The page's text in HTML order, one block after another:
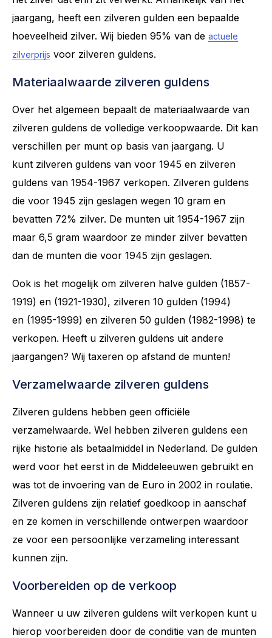
jaargang, heeft een zilveren gulden een bepaalde
hoeveelheid zilver. Wij bieden 95% van de actuele
zilverprijs voor zilveren guldens.
Materiaalwaarde zilveren guldens
Over het algemeen bepaalt de materiaalwaarde van
zilveren guldens de volledige verkoopwaarde. Dit kan
verschillen per munt op basis van jaargang. U
kunt zilveren guldens van voor 1945 en zilveren
guldens van 1954-1967 verkopen. Zilveren guldens
die voor 1945 zijn geslagen wegen 10 gram en
bevatten 72% zilver. De munten uit 1954-1967 zijn
maar 6,5 gram waardoor ze minder zilver bevatten
dan de munten die voor 1945 zijn geslagen.
Ook is het mogelijk om zilveren halve gulden (1857-
1919) en (1921-1930), zilveren 10 gulden (1994)
en (1995-1999) en zilveren 50 gulden (1982-1998) te
verkopen. Heeft u zilveren guldens uit andere
jaargangen? Wij taxeren op afstand de munten!
Verzamelwaarde zilveren guldens
Zilveren guldens hebben geen officiële
verzamelwaarde. Wel hebben zilveren guldens een
rijke historie als betaalmiddel in Nederland. De gulden
werd voor het eerst in de Middeleeuwen gebruikt en
was tot de invoering van de Euro in 2002 in roulatie.
Zilveren guldens zijn relatief goedkoop in aanschaf
en ze komen in verschillende ontwerpen waardoor
ze voor een persoonlijke verzameling interessant
kunnen zijn.
Voorbereiden op de verkoop
Wanneer u uw zilveren guldens wilt verkopen kunt u
hierop voorbereiden door de conditie van de munten